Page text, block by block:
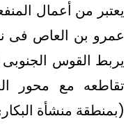
يعتبر من أعمال
عمرو بن العاص فى
يربط القوس
تقاطعه مع محور
(بمنطقة منشأة